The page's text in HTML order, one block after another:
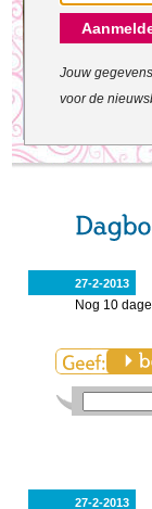
27-2-2013
Nog 10
27-2-2013
Contact- en
Levertijd,
Algemene
Jouw
voor de